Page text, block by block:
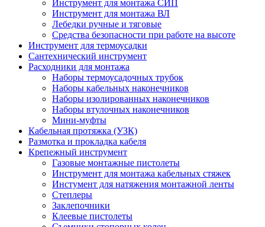
Инструмент для монтажа СИП
Инструмент для монтажа ВЛ
Лебедки ручные и тяговые
Средства безопасности при работе на высоте
Инструмент для термоусадки
Сантехнический инструмент
Расходники для монтажа
Наборы термоусадочных трубок
Наборы кабельных наконечников
Наборы изолированных наконечников
Наборы втулочных наконечников
Мини-муфты
Кабельная протяжка (УЗК)
Размотка и прокладка кабеля
Крепежный инструмент
Газовые монтажные пистолеты
Инструмент для монтажа кабельных стяжек
Инстумент для натяжения монтажной ленты
Степлеры
Заклепочники
Клеевые пистолеты